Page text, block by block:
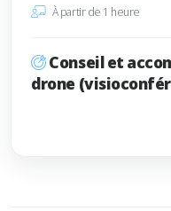
À partir de 1 heure
Conseil et
drone